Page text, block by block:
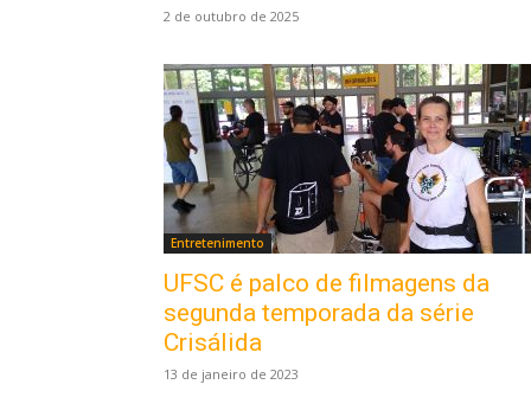
2 de outubro de 2025
Entretenimento
UFSC é palco de filmagens da
segunda temporada da série
Crisálida
13 de janeiro de 2023